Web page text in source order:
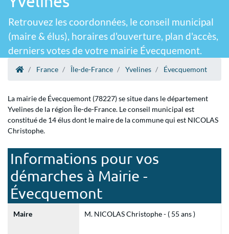
Retrouvez les coordonnées, le conseil municipal
(maire & élus), horaires d'ouverture, plan d'accès,
derniers votes de votre mairie Évecquemont.
France Île-de-France Yvelines Évecquemont
La mairie de Évecquemont (78227) se situe dans le département
Yvelines de la région Île-de-France. Le conseil municipal est
constitué de 14 élus dont le maire de la commune qui est NICOLAS
Christophe.
Informations pour vos
démarches à Mairie -
Évecquemont
Maire M. NICOLAS Christophe - ( 55 ans )